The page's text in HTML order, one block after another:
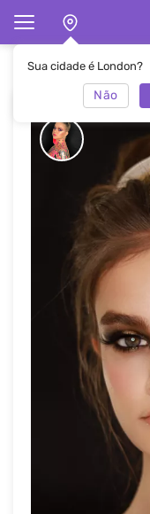
Sua cidade é London?
Não
Principal Maquiagem